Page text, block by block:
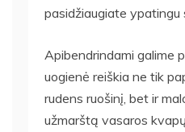
pasidžiaugiate ypatingu
Apibendrindami galime
uogienė reiškia ne tik
rudens ruošinį, bet ir
užmarštą vasaros